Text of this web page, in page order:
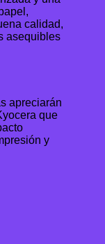
calidad,
asequibles
apreciarán
que
y